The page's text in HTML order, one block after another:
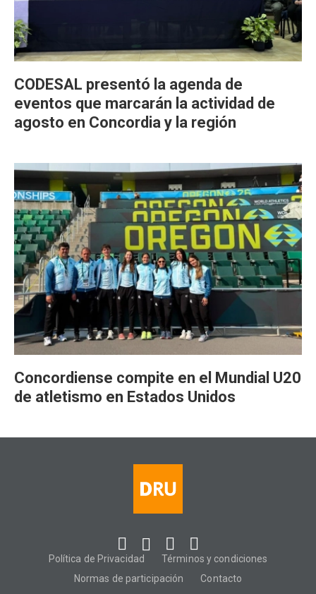
CODESAL presentó la agenda de
eventos que marcarán la actividad de
agosto en Concordia y la región
Concordiense compite en el Mundial U20
de atletismo en Estados Unidos
Política de Privacidad
Términos y condiciones
Normas de participación
Contacto